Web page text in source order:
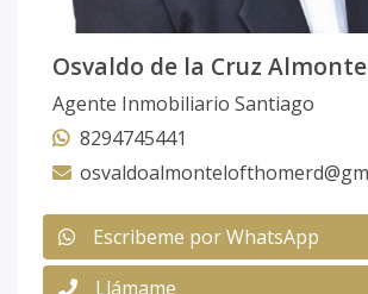
Osvaldo de la Cruz
Agente Inmobiliario Santiago
8294745441
Escribeme por WhatsApp
Llámame